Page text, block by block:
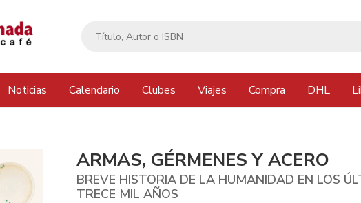
Noticias Calendario Clubes Viajes Compra DHL
ARMAS, GÉRMENES Y ACERO
BREVE HISTORIA DE LA HUMANIDAD EN LOS
TRECE MIL AÑOS